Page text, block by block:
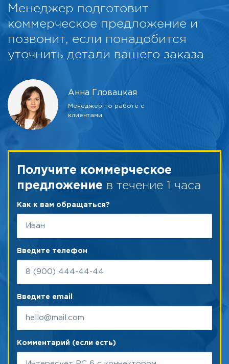
Менеджер подготовит
коммерческое предложение и
позвонит, если понадобится
уточнить детали вашего заказа
Анна Гловацкая
Менеджер по работе с
клиентами
Получите коммерческое
предложение в течение 1 часа
Как к вам обращаться?
Введите телефон
Введите email
Комментарий (если есть)